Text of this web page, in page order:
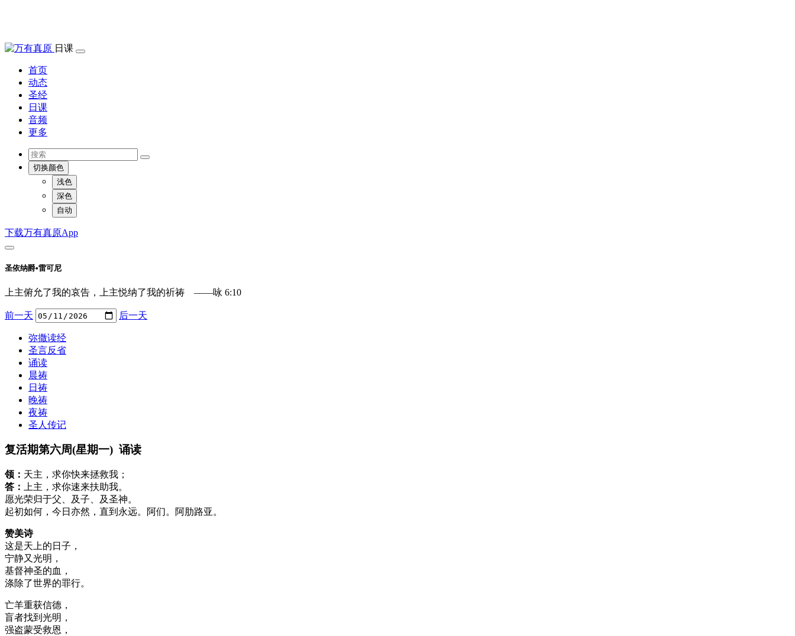
日课
首页
动态
圣经
日课
音频
更多
切换颜色
浅色
深色
自动
下载万有真原App
圣依纳爵•雷可尼
上主俯允了我的哀告，上主悦纳了我的祈祷 ——咏 6:10
前一天 后一天
弥撒读经
圣言反省
诵读
晨祷
日祷
晚祷
夜祷
圣人传记
复活期第六周(星期一) 诵读
领： 天主，求你快来拯救我；
答：
上主，求你速来扶助我。
愿光荣归于父、及子、及圣神。
起初如何，今日亦然，直到永远。阿们。阿肋路亚。
赞美诗
这是天上的日子，
宁静又光明，
基督神圣的血，
涤除了世界的罪行。
亡羊重获信德，
盲者找到光明，
强盗蒙受救恩，